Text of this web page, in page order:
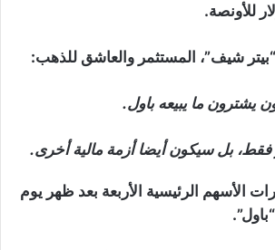
شيف”، المستثمر والعاشق للذهب:
يشترون ما يبيعه باول.
فقط، بل سيكون أيضا أزمة مالية أخرى.
الأسهم الرئيسية الأربعة بعد ظهر يوم